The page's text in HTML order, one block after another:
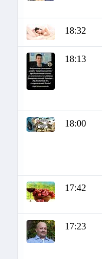
18:32
18:13
18:00
17:42
17:23